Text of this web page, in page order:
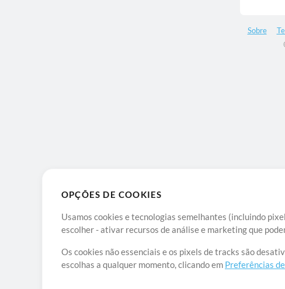
OPÇÕES DE COOKIES
Usamos cookies e tecnologias semelhantes (incluindo
escolher - ativar recursos de análise e marketing que
Os cookies não essenciais e os pixels de tracks são
escolhas a qualquer momento, clicando em Preferências
Sobre